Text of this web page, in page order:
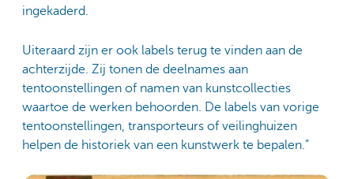
ingekaderd.
Uiteraard zijn er ook labels terug te vinden aan de
achterzijde. Zij tonen de deelnames aan
tentoonstellingen of namen van kunstcollecties
waartoe de werken behoorden. De labels van vorige
tentoonstellingen, transporteurs of veilinghuizen
helpen de historiek van een kunstwerk te bepalen.”